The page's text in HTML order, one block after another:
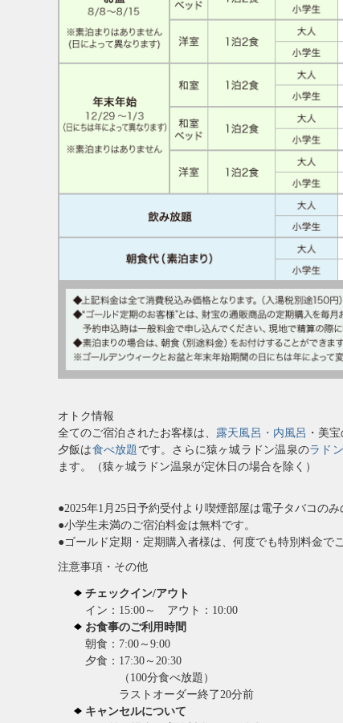
オトク情報
全てのご宿泊されたお客様は、 露天風呂・内風呂 ・美
夕飯は食べ放題 です。さらに猿ヶ城ラドン温泉のラド
ます。（猿ヶ城ラドン温泉が定休日の場合を除く）
●2025年1月25日予約受付より喫煙部屋は電子タバコのみ
●小学生未満のご宿泊料金は無料です。
●ゴールド定期・定期購入者様は、何度でも特別料金で
注意事項・その他
チェックイン/アウト
イン：15:00～ アウト：10:00
お食事のご利用時間
朝食：7:00～9:00
夕食：17:30～20:30
（100分食べ放題）
ラストオーダー終了20分前
キャンセルについて